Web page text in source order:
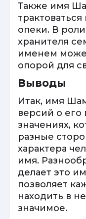
Также имя
опеки. В
хранителя
именем
опорой для
Выводы
Итак, имя
версий о
значениях,
разные
характера
имя.
делает это
позволяет
находить в
значимое.